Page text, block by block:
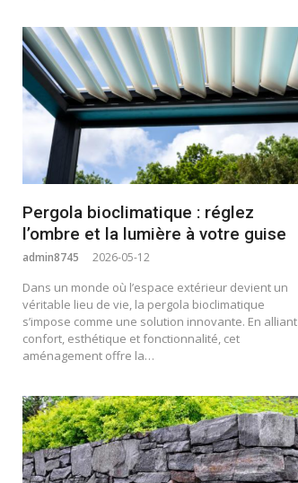
Pergola bioclimatique : réglez
l’ombre et la lumière à votre guise
admin8745 2026-05-12
Dans un monde où l’espace extérieur devient un
véritable lieu de vie, la pergola bioclimatique
s’impose comme une solution innovante. En alliant
confort, esthétique et fonctionnalité, cet
aménagement offre la…